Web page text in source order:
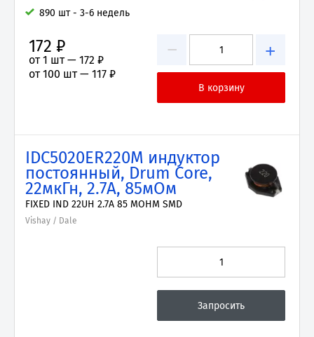
890 шт - 3-6 недель
− +
172 ₽
от 1 шт — 172 ₽
от 100 шт — 117 ₽
IDC5020ER220M индуктор
постоянный, Drum Core,
22мкГн, 2.7А, 85мОм
FIXED IND 22UH 2.7A 85 MOHM SMD
Vishay / Dale